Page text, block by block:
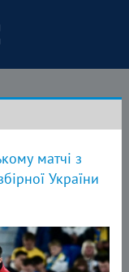
матчі з
України